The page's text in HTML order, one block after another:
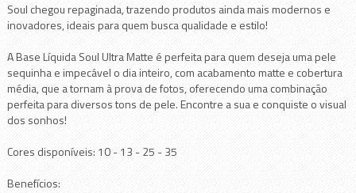
Soul chegou repaginada, trazendo produtos ainda mais modernos e
inovadores, ideais para quem busca qualidade e estilo!
A Base Líquida Soul Ultra Matte é perfeita para quem deseja uma pele
sequinha e impecável o dia inteiro, com acabamento matte e cobertura
média, que a tornam à prova de fotos, oferecendo uma combinação
perfeita para diversos tons de pele. Encontre a sua e conquiste o visual
dos sonhos!
Cores disponíveis: 10 - 13 - 25 - 35
Benefícios: